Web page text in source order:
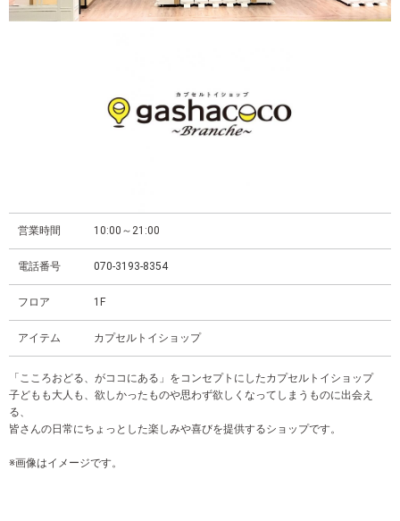
営業時間 10:00～21:00
電話番号 070-3193-8354
フロア 1F
アイテム カプセルトイショップ
「こころおどる、がココにある」をコンセプトにしたカプセルトイショップ
子どもも大人も、欲しかったものや思わず欲しくなってしまうものに出会え
る、
皆さんの日常にちょっとした楽しみや喜びを提供するショップです。
※画像はイメージです。